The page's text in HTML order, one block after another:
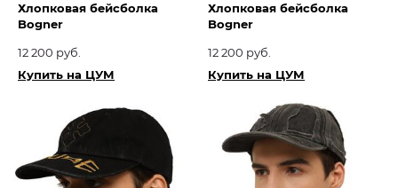
Хлопковая бейсболка
Bogner
12 200 руб.
Купить на ЦУМ
Хлопковая бейсболка
Bogner
12 200 руб.
Купить на ЦУМ